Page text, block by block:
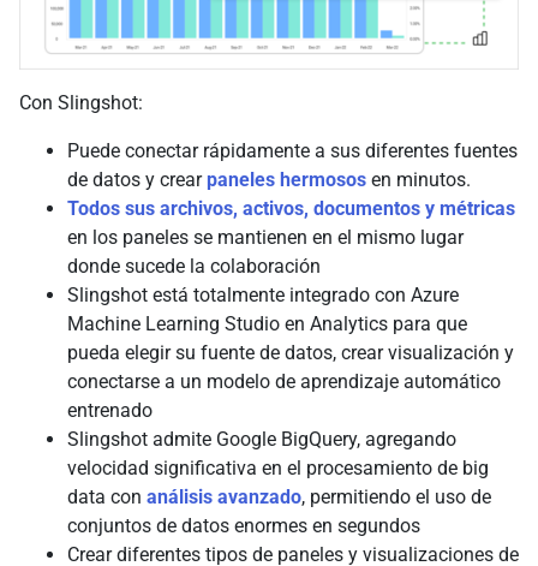
Con Slingshot:
Puede conectar rápidamente a sus diferentes fuentes
de datos y crearpaneles hermosos en minutos.
Todos sus archivos, activos, documentos y métricas
en los paneles se mantienen en el mismo lugar
donde sucede la colaboración
Slingshot está totalmente integrado con Azure
Machine Learning Studio en Analytics para que
pueda elegir su fuente de datos, crear visualización y
conectarse a un modelo de aprendizaje automático
entrenado
Slingshot admite Google BigQuery, agregando
velocidad significativa en el procesamiento de big
data con análisis avanzado, permitiendo el uso de
conjuntos de datos enormes en segundos
Crear diferentes tipos de paneles y visualizaciones de